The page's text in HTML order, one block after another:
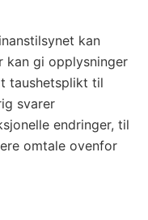
kan
kan gi opplysninger
taushetsplikt til
svarer
endringer, til
omtale ovenfor